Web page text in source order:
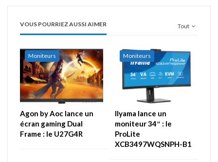
Tout
VOUS POURRIEZ AUSSI AIMER
Moniteurs
Agon by Aoc lance un
écran gaming Dual
Frame : le U27G4R
Moniteurs
IIyama lance un
moniteur 34″ : le
ProLite
XCB3497WQSNPH-B1